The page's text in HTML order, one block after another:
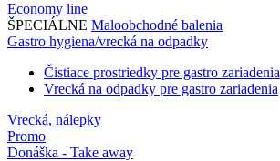
Economy line
ŠPECIÁLNE Maloobchodné balenia
Gastro hygiena/vrecká na odpadky
Čistiace prostriedky pre gastro zariadenia
Vrecká na odpadky pre gastro zariadenia
Vrecká, nálepky
Promo
Donáška - Take away